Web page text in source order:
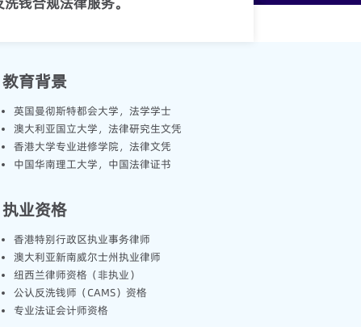
教育背景
英国曼彻斯特都会大学，法学学士
澳大利亚国立大学，法律研究生文凭
香港大学专业进修学院，法律文凭
中国华南理工大学，中国法律证书
执业资格
香港特别行政区执业事务律师
澳大利亚新南威尔士州执业律师
纽西兰律师资格（非执业）
公认反洗钱师（CAMS）资格
专业法证会计师资格